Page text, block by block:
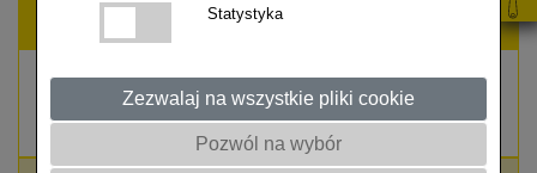
Statystyka
Zezwalaj na wszystkie pliki cookie
Pozwól na wybór
Termin siewu